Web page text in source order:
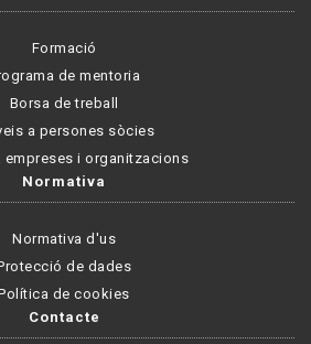
Formació
de mentoria
Borsa de treball
a persones sòcies
empreses i organitzacions
Normativa
Normativa d'us
de dades
de cookies
Contacte